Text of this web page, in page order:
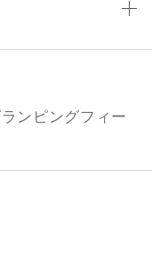
ンピングフィー